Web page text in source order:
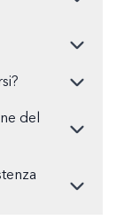
del